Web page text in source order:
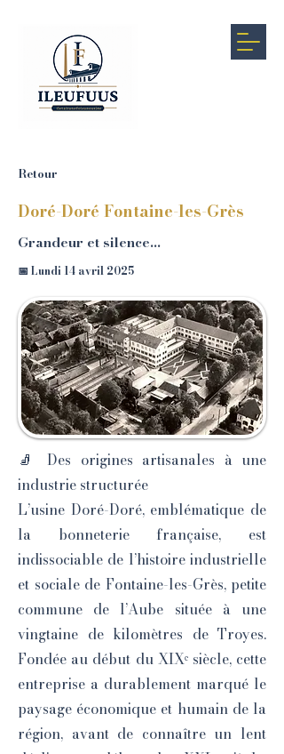
Retour
Doré-Doré Fontaine-les-Grès
Grandeur et silence…
📅 Lundi 14 avril 2025
🧦 Des origines artisanales à une
industrie structurée
L’usine Doré-Doré, emblématique de
la bonneterie française, est
indissociable de l’histoire industrielle
et sociale de Fontaine-les-Grès, petite
commune de l’Aube située à une
vingtaine de kilomètres de Troyes.
Fondée au début du XIXᵉ siècle, cette
entreprise a durablement marqué le
paysage économique et humain de la
région, avant de connaître un lent